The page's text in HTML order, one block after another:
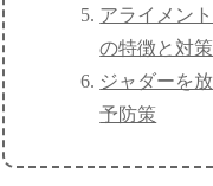
アライメン
の特徴と対策
ジャダーを
予防策